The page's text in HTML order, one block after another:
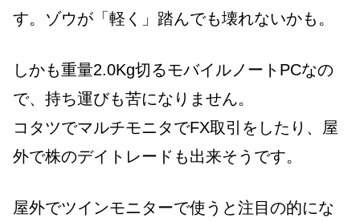
す。ゾウが「軽く」踏んでも壊れないかも。
しかも重量2.0Kg切るモバイルノートPCなの
で、持ち運びも苦になりません。
コタツでマルチモニタでFX取引をしたり、屋
外で株のデイトレードも出来そうです。
屋外でツインモニターで使うと注目の的にな